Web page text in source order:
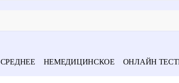
СРЕДНЕЕ НЕМЕДИЦИНСКОЕ ОНЛАЙН